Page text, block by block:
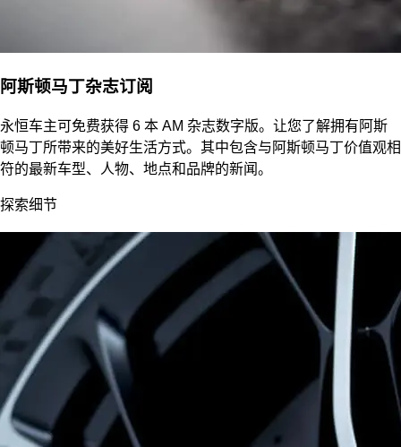
阿斯顿马丁杂志订阅
永恒车主可免费获得 6 本 AM 杂志数字版。让您了解拥有阿斯
顿马丁所带来的美好生活方式。其中包含与阿斯顿马丁价值观相
符的最新车型、人物、地点和品牌的新闻。
探索细节